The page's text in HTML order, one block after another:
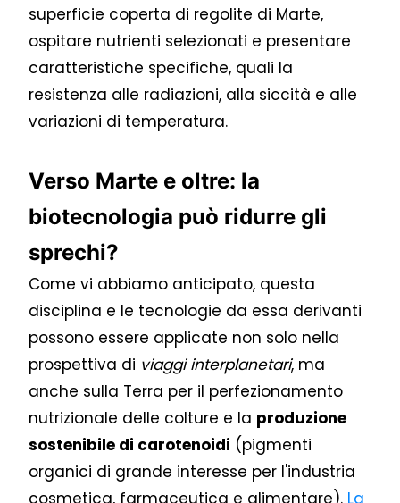
superficie coperta di regolite di Marte,
ospitare nutrienti selezionati e presentare
caratteristiche specifiche, quali la
resistenza alle radiazioni, alla siccità e alle
variazioni di temperatura.
Verso Marte e oltre: la
biotecnologia può ridurre gli
sprechi?
Come vi abbiamo anticipato, questa
disciplina e le tecnologie da essa derivanti
possono essere applicate non solo nella
prospettiva di viaggi interplanetari, ma
anche sulla Terra per il perfezionamento
nutrizionale delle colture e la produzione
sostenibile di carotenoidi (pigmenti
organici di grande interesse per l'industria